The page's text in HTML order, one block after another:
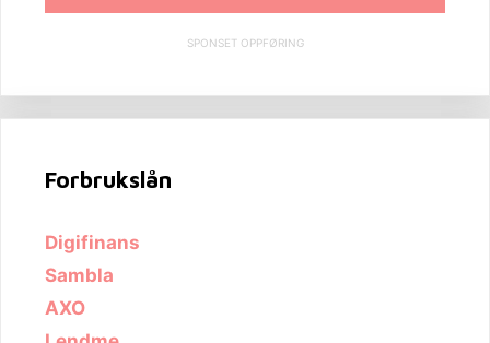
SPONSET OPPFØRING
Forbrukslån
Digifinans
Sambla
AXO